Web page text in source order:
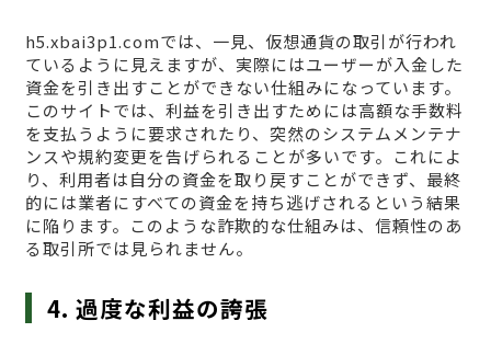
h5.xbai3p1.comでは、一見、仮想通貨の取引が行われ
ているように見えますが、実際にはユーザーが入金した
資金を引き出すことができない仕組みになっています。
このサイトでは、利益を引き出すためには高額な手数料
を支払うように要求されたり、突然のシステムメンテナ
ンスや規約変更を告げられることが多いです。これによ
り、利用者は自分の資金を取り戻すことができず、最終
的には業者にすべての資金を持ち逃げされるという結果
に陥ります。このような詐欺的な仕組みは、信頼性のあ
る取引所では見られません。
4. 過度な利益の誇張